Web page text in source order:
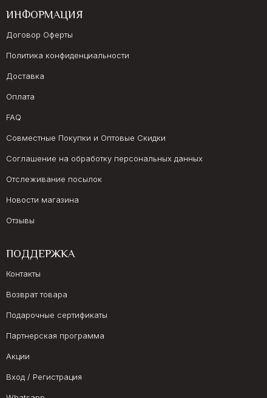
ИНФОРМАЦИЯ
Договор Оферты
Политика конфиденциальности
Доставка
Оплата
FAQ
Совместные Покупки и Оптовые Скидки
Соглашение на обработку персональных данных
Отслеживание посылок
Новости магазина
Отзывы
ПОДДЕРЖКА
Контакты
Возврат товара
Подарочные сертификаты
Партнерская программа
Акции
Вход / Регистрация